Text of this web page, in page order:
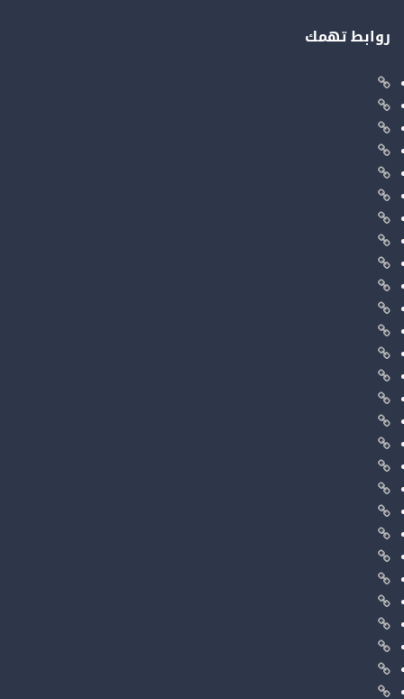
روابط تهمك